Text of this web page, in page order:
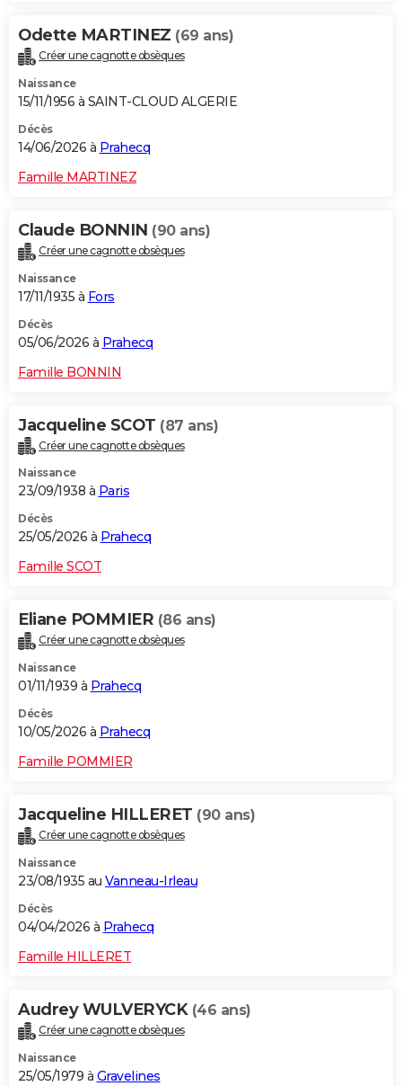
Bricolage
Lifestyle
Culture
Auto
Television
Voyage
Cinema
Odette MARTINEZ (69 ans)
Créer une cagnotte obsèques
Naissance
15/11/1956 à SAINT-CLOUD ALGERIE
Décès
14/06/2026 à Prahecq
Famille MARTINEZ
Claude BONNIN (90 ans)
Créer une cagnotte obsèques
Naissance
17/11/1935 à Fors
Décès
05/06/2026 à Prahecq
Famille BONNIN
Jacqueline SCOT (87 ans)
Créer une cagnotte obsèques
Naissance
23/09/1938 à Paris
Décès
25/05/2026 à Prahecq
Famille SCOT
Eliane POMMIER (86 ans)
Créer une cagnotte obsèques
Naissance
01/11/1939 à Prahecq
Décès
10/05/2026 à Prahecq
Famille POMMIER
Jacqueline HILLERET (90 ans)
Créer une cagnotte obsèques
Naissance
23/08/1935 au Vanneau-Irleau
Décès
04/04/2026 à Prahecq
Famille HILLERET
Audrey WULVERYCK (46 ans)
Créer une cagnotte obsèques
Naissance
25/05/1979 à Gravelines